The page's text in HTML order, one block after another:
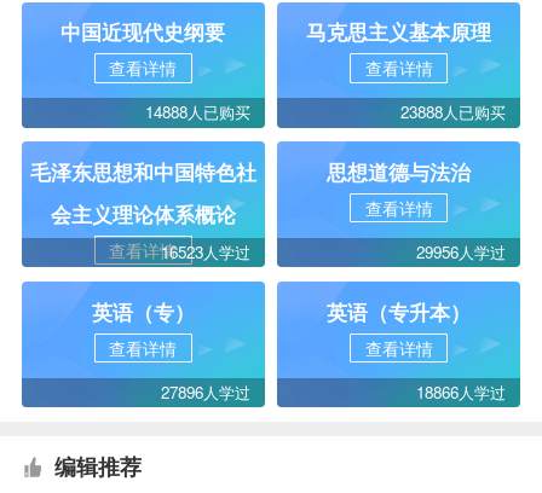
中国近现代史纲要
查看详情
14888人已购买
马克思主义基本原理
查看详情
23888人已购买
毛泽东思想和中国特色社
会主义理论体系概论
查看详情16523人学过
思想道德与法治
查看详情
29956人学过
英语（专）
查看详情
27896人学过
英语（专升本）
查看详情
18866人学过
编辑推荐